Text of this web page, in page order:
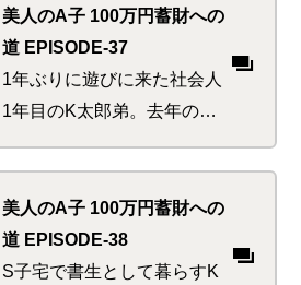
で登りつめ「そこに山があ
るから」さらなる高みを目
指したい欲求が。しかし本
来の目的を忘れてはいまい
美人のA子 100万円蓄財への
道 EPISODE-37
1年ぶりに遊びに来た社会人
1年目のK太郎弟。去年の自
分の成功体験を今年新社会
人になるかわいい後輩たち
にも、とお金にまつわる準
備講座を要望してきた。集
まったアク強めな若人たち
美人のA子 100万円蓄財への
道 EPISODE-38
S子宅で書生として暮らすK